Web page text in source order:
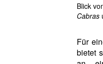
Blick
Cabras
Für
bietet